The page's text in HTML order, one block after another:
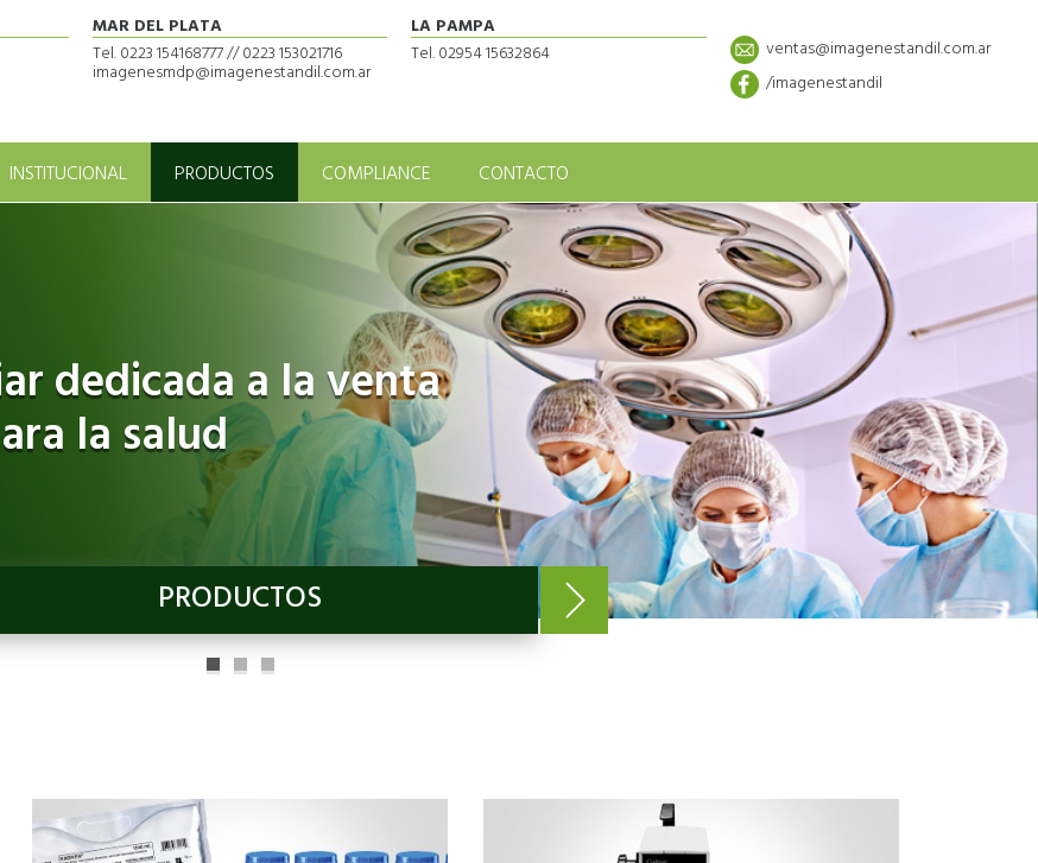
MAR DEL PLATA
Tel. 0223 154168777 // 0223 153021716
imagenesmdp@imagenestandil.com.ar
LA PAMPA
Tel. 02954 15632864
ventas@imagenestandil.com.ar
/imagenestandil
INSTITUCIONAL PRODUCTOS COMPLIANCE CONTACTO
dedicada a la venta
la salud
PRODUCTOS